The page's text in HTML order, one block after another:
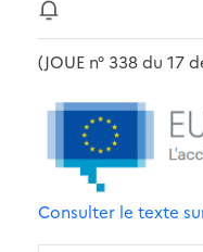
(JOUE n° 338 du 17
Consulter le texte